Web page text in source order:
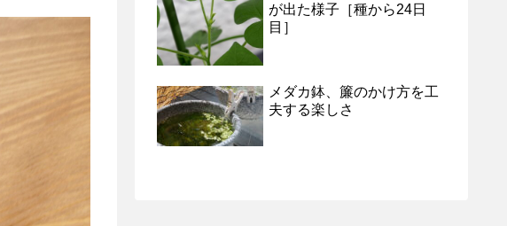
が出た様子［種から24日
目］
メダカ鉢、簾のかけ方を工
夫する楽しさ